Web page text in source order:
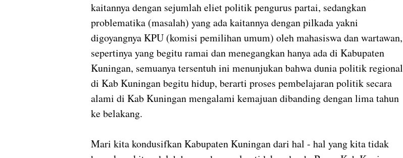
kaitannya dengan sejumlah eliet politik pengurus partai, sedangkan
problematika (masalah) yang ada kaitannya dengan pilkada yakni
digoyangnya KPU (komisi pemilihan umum) oleh mahasiswa dan wartawan,
sepertinya yang begitu ramai dan menegangkan hanya ada di Kabupaten
Kuningan, semuanya tersentuh ini menunjukan bahwa dunia politik regional
di Kab Kuningan begitu hidup, berarti proses pembelajaran politik secara
alami di Kab Kuningan mengalami kemajuan dibanding dengan lima tahun
ke belakang.
Mari kita kondusifkan Kabupaten Kuningan dari hal - hal yang kita tidak